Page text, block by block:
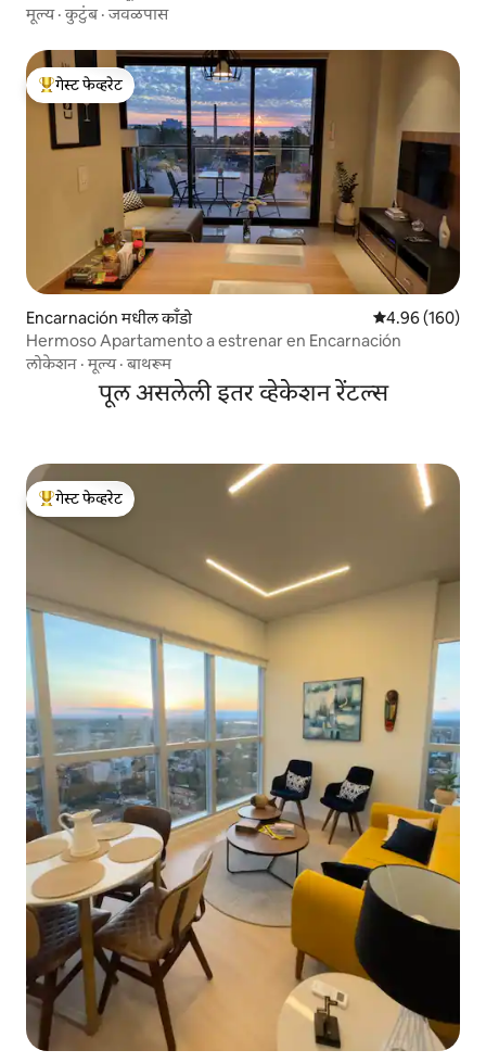
मूल्य·कुटुंब·जवळपास
टॉप गेस्ट फेव्हरेट
गेस्ट फेव्हरेट
Encarnación मधील काँडो 5 पैकी 4.96
4.96 (160)
Hermoso Apartamento a estrenar en Encarnación
लोकेशन ·मूल्य·बाथरूम
पूल असलेली इतर व्हेकेशन रेंटल्स
टॉप गेस्ट फेव्हरेट
गेस्ट फेव्हरेट